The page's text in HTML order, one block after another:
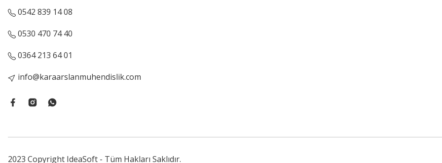
0542 839 14 08
0530 470 74 40
0364 213 64 01
info@karaarslanmuhendislik.com
2023 Copyright IdeaSoft - Tüm Hakları Saklıdır.